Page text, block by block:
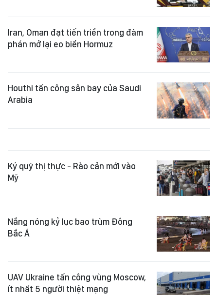
Iran, Oman đạt tiến triển trong đàm
phán mở lại eo biển Hormuz
Houthi tấn công sân bay của Saudi
Arabia
Ký quỹ thị thực - Rào cản mới vào
Mỹ
Nắng nóng kỷ lục bao trùm Đông
Bắc Á
UAV Ukraine tấn công vùng Moscow,
ít nhất 5 người thiệt mạng